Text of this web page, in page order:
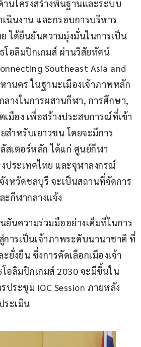
นโครงสร้างพื้นฐานและระบบ
นินงาน และกรอบการบริหาร
ได้ยืนยันความมุ่งมั่นในการเป็น
โอลิมปิกเกมส์ ผ่านวิสัยทัศน์
Southeast Asia and
านคร ในฐานะเมืองเจ้าภาพหลัก
างในการผสานกีฬา, การศึกษา,
มือง เพื่อสร้างประสบการณ์ที่เข้า
สำหรับเยาวชน โดยจะมีการ
สเตอร์หลัก ได้แก่ ศูนย์กีฬา
ประเทศไทย และจุฬาลงกรณ์
หวัดชลบุรี จะเป็นสถานที่จัดการ
กีฬากลางแจ้ง
นความร่วมมืออย่างเต็มที่ในการ
ารเป็นเจ้าภาพระดับนานาชาติ ที่
ยั่งยืน ซึ่งการคัดเลือกเมืองเจ้า
อลิมปิกเกมส์ 2030 จะมีขึ้นใน
ประชุม IOC Session ภายหลัง
ระเมิน